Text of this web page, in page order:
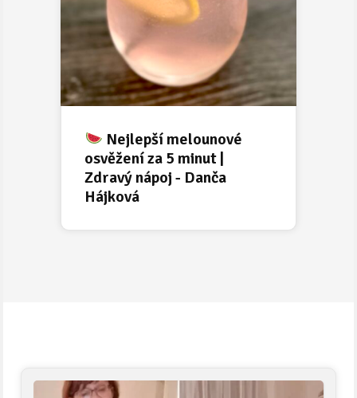
Nejlepší melounové
osvěžení za 5 minut |
Zdravý nápoj - Danča
Hájková